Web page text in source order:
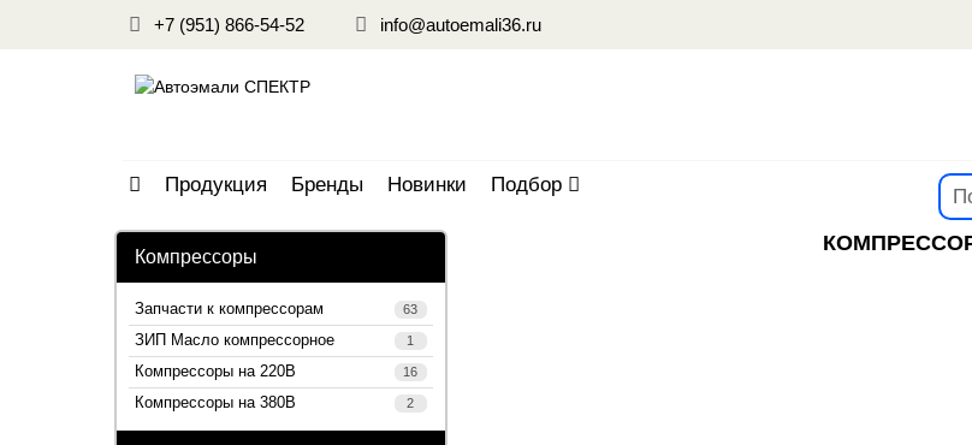
+7 (951) 866-54-52 info@autoemali36.ru
Продукция Бренды Новинки Подбор
Компрессоры
Запчасти к компрессорам 63
ЗИП Масло компрессорное 1
Компрессоры на 220В 16
Компрессоры на 380В 2